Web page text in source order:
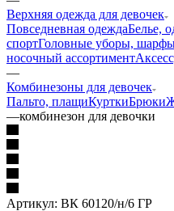
Верхняя одежда для девочек
Повседневная одеждаБелье,
спортГоловные уборы,
носочный ассортимент
—
Комбинезоны для девочек
Пальто, плащиКурткиБрюки
—комбинезон для девочки
Артикул: ВК 60120/н/6 ГР